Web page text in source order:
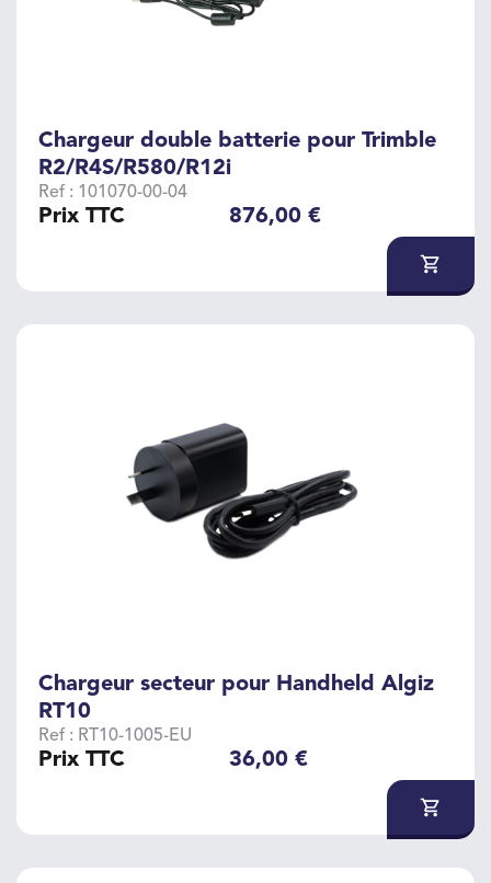
Chargeur double batterie pour Trimble
R2/R4S/R580/R12i
Ref : 101070-00-04
Prix TTC 876,00 €
Chargeur secteur pour Handheld Algiz
RT10
Ref : RT10-1005-EU
Prix TTC 36,00 €